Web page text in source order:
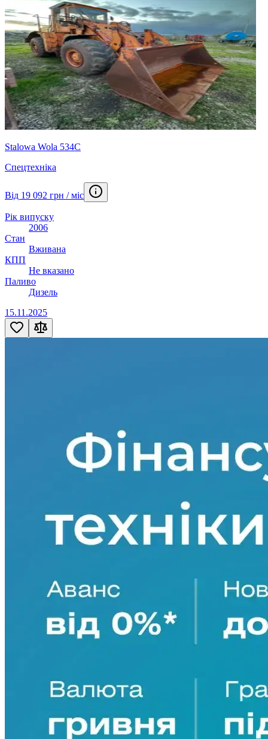
Stalowa Wola 534C
Спецтехніка
Від 19 092 грн / міс
Рік випуску
2006
Стан
Вживана
КПП
Не вказано
Паливо
Дизель
15.11.2025